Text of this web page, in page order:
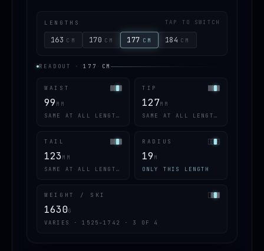
LENGTHS TAP TO SWITCH
163 CM 170 CM 177 CM 184 CM
READOUT · 177 CM
WAIST
99 MM
SAME AT ALL LENGTHS
TIP
127MM
SAME AT ALL LENGTHS
TAIL
123 MM
SAME AT ALL LENGTHS
RADIUS
19 M
ONLY THIS LENGTH
WEIGHT / SKI
1630G
VARIES · 1525–1742 · 3 OF 4